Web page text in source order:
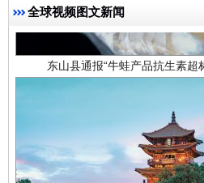
全球视频图文新闻
千年窑火 生生不息